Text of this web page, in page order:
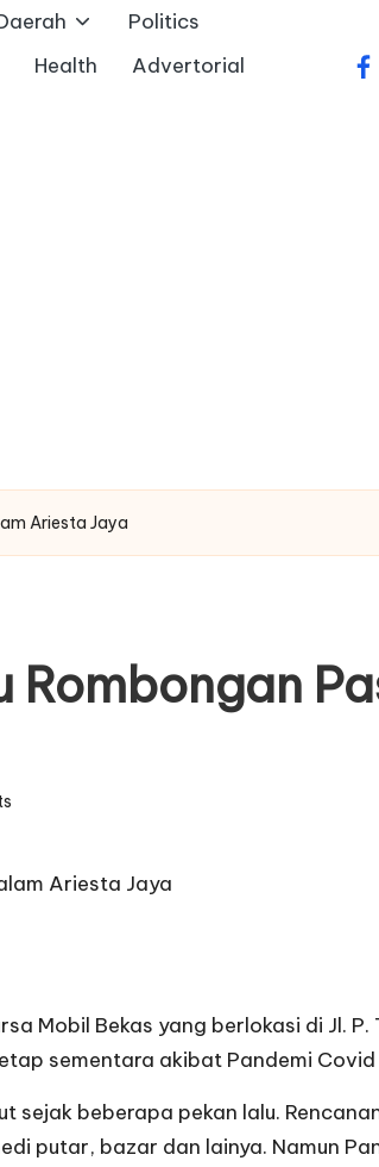
Politics
Health
Advertorial
Ariesta Jaya
Rombongan
Mobil Bekas yang berlokasi di Jl.
sementara akibat Pandemi
beberapa pekan lalu.
putar, bazar dan lainya. Namun